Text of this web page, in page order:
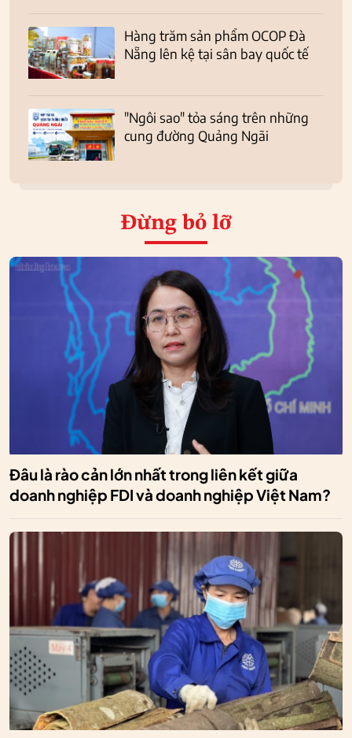
Hàng trăm sản phẩm OCOP Đà
Nẵng lên kệ tại sân bay quốc tế
"Ngôi sao" tỏa sáng trên những
cung đường Quảng Ngãi
Đừng bỏ lỡ
Đâu là rào cản lớn nhất trong liên kết giữa
doanh nghiệp FDI và doanh nghiệp Việt Nam?